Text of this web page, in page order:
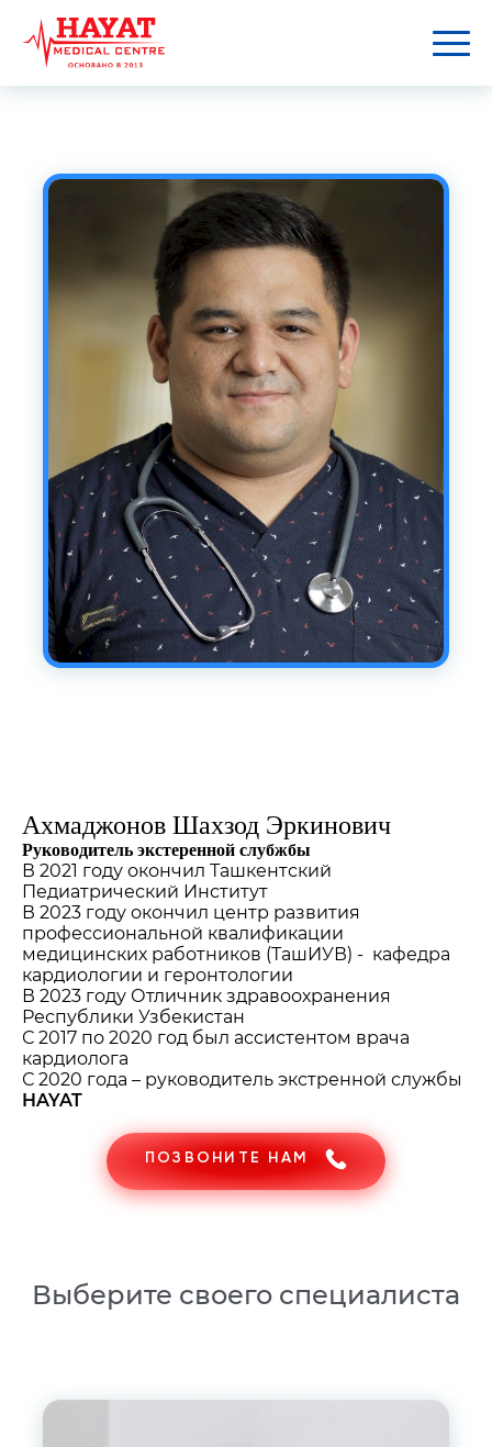
Ахмаджонов Шахзод Эркинович
Руководитель экстеренной слубжбы
В 2021 году окончил Ташкентский
Педиатрический Институт
В 2023 году окончил центр развития
профессиональной квалификации
медицинских работников (ТашИУВ) - кафедра
кардиологии и геронтологии
В 2023 году Отличник здравоохранения
Республики Узбекистан
С 2017 по 2020 год был ассистентом врача
кардиолога
С 2020 года – руководитель экстренной службы
HAYAT
ПОЗВОНИТЕ НАМ
Выберите своего специалиста